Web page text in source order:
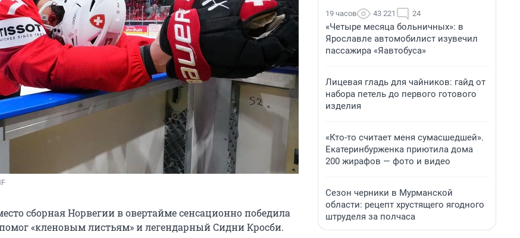
сборная Норвегии в овертайме сенсационно победила
«кленовым листьям» и легендарный Сидни Кросби.
19 часов 43 221 24
«Четыре месяца больничных»: в
Ярославле автомобилист изувечил
пассажира «Яавтобуса»
Лицевая гладь для чайников: гайд от
набора петель до первого готового
изделия
«Кто-то считает меня сумасшедшей».
Екатеринбурженка приютила дома
200 жирафов — фото и видео
Сезон черники в Мурманской
области: рецепт хрустящего ягодного
штруделя за полчаса